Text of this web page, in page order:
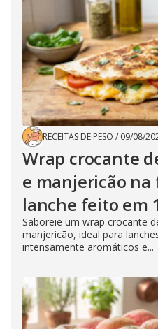
RECEITAS DE PESO / 09/08/
Wrap crocante
e manjericão
lanche feito em
Saboreie um wrap crocante
manjericão, ideal para
intensamente aromáticos e...